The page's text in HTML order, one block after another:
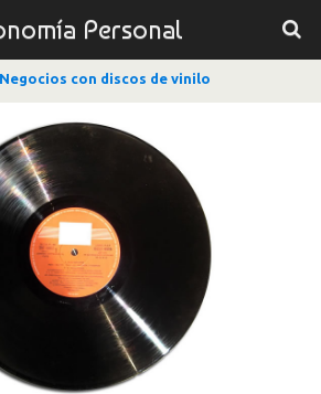
Personal
con discos de vinilo